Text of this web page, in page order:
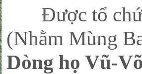
Được tổ chức
(Nhằm Mùng
Dòng họ Vũ-